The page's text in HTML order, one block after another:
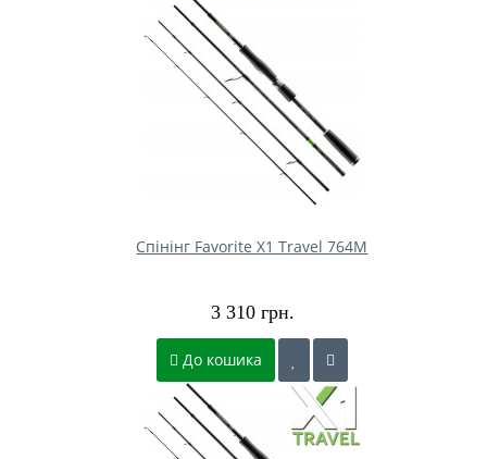
Спінінг Favorite X1 Travel 764M
3 310 грн.
До кошика